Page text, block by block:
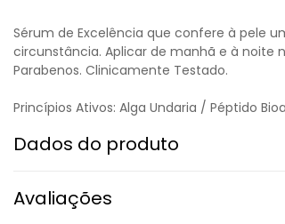
Sérum de Excelência que confere à pele
circunstância. Aplicar de manhã e à noite
Parabenos. Clinicamente Testado.
Princípios Ativos: Alga Undaria / Péptido
Dados do produto
Avaliações